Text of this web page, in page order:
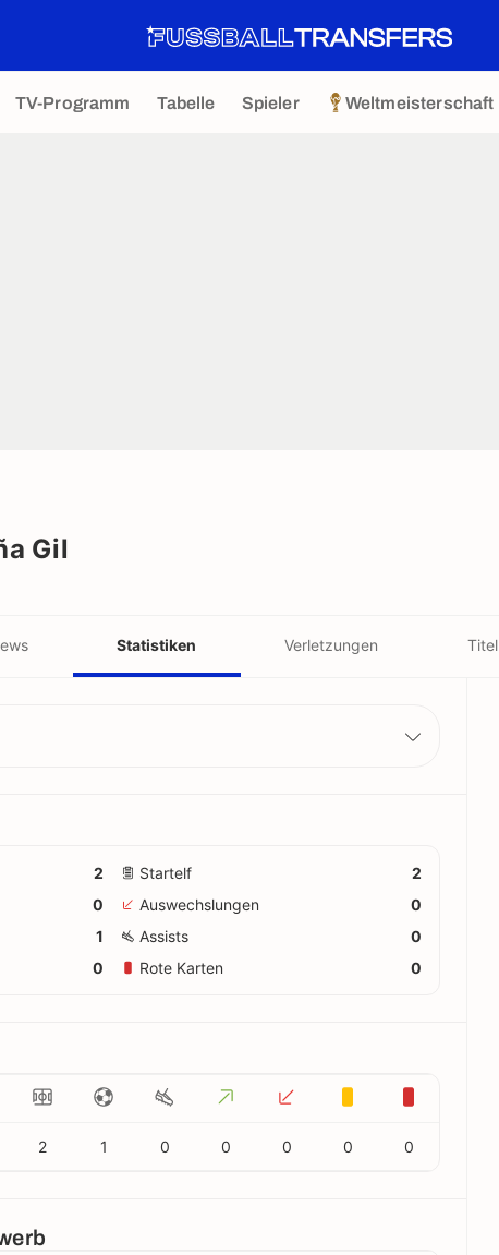
TV-Programm Tabelle Spieler Weltmeisterschaft
Gil
Statistiken Verletzungen Titel
2 Startelf
2
0 Auswechslungen
0
1 Assists
0
0 Rote Karten 0
2 1 0 0 0 0 0